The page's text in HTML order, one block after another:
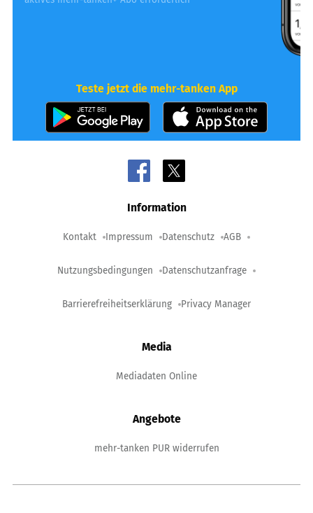
Teste jetzt die mehr-tanken App
Information
Kontakt Impressum Datenschutz AGB
Nutzungsbedingungen Datenschutzanfrage
Barrierefreiheitserklärung Privacy Manager
Media
Mediadaten Online
Angebote
mehr-tanken PUR widerrufen